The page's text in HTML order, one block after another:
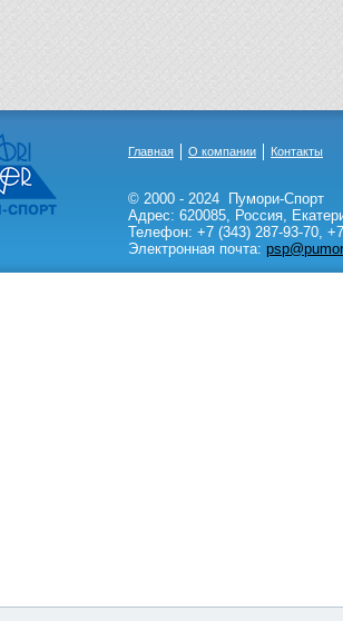
Главная О компании Контакты
© 2000 - 2024
Пумори-Спорт
Адрес: 620085, Россия,
Телефон: +7 (343) 287-93-70,
Электронная почта: